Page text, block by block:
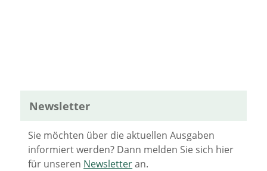
Newsletter
Sie möchten über die aktuellen Ausgaben
informiert werden? Dann melden Sie sich hier
für unseren Newsletteran.